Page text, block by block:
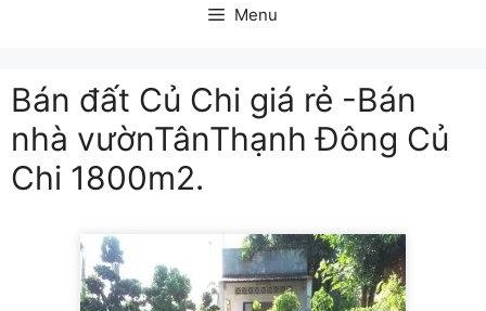
Menu
Bán đất Củ Chi giá rẻ -Bán
nhà vườnTânThạnh Đông Củ
Chi 1800m2.